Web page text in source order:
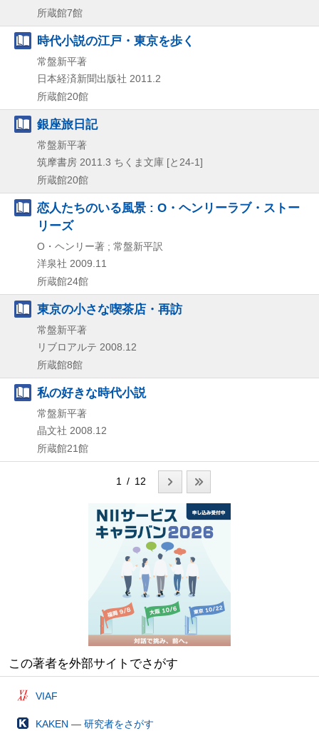
所蔵館7館
時代小説の江戸・東京を歩く
常盤新平著
日本経済新聞出版社 2011.2
所蔵館20館
銀座旅日記
常盤新平著
筑摩書房 2011.3 ちくま文庫 [と24-1]
所蔵館20館
恋人たちのいる風景 : O・ヘンリーラブ・ストー
リーズ
O・ヘンリー著 ; 常盤新平訳
洋泉社 2009.11
所蔵館24館
東京の小さな喫茶店・再訪
常盤新平著
リブロアルテ 2008.12
所蔵館8館
私の好きな時代小説
常盤新平著
晶文社 2008.12
所蔵館21館
1 / 12
この著者を外部サイトでさがす
VIAF
KAKEN — 研究者をさがす